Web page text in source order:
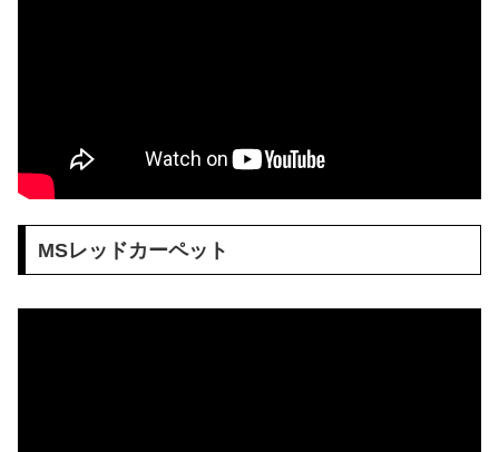
MSレッドカーペット